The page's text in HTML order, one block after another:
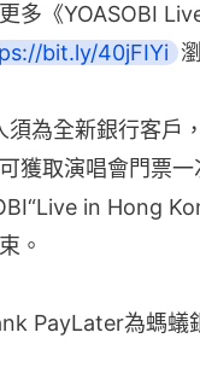
多《YOASOBI
bit.ly/40jFIYi
須為全新銀行客戶
獲取演唱會門票
in Hong
。
PayLater為螞蟻